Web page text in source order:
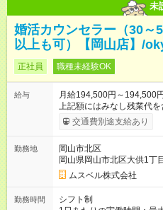
未
婚活カウンセラー（30～
以上も可）【岡山店】/
正社員 職種未経験OK
給与
月給194,500円～194,500円
上記額にはみなし残業代
ます。 みなし残業代
※月給は経験・スキルを
全額支給。 ※上記の月給（
【インセンティブ】あり
で、その間は契約社員です
ん。 【試用期間】試用期間あり 試用期間の長さ：2ヶ月 ※ 雇用
形態と給与に、本採用時と
中途採用（契約社員） 給
交通費別途支給あり
勤務地
岡山市北区
岡山県岡山市北区大供1
ムスベル株式会社
勤務時間
シフト制